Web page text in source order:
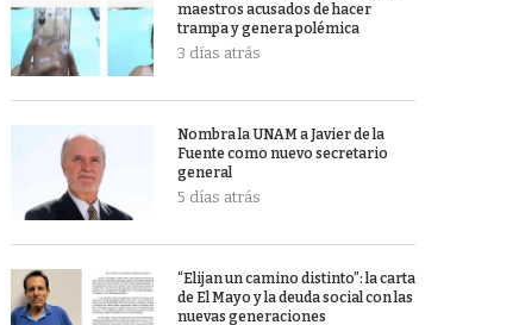
maestros acusados de hacer
trampa y genera polémica
3 días atrás
Nombra la UNAM a Javier de la
Fuente como nuevo secretario
general
5 días atrás
“Elijan un camino distinto”: la carta
de El Mayo y la deuda social con las
nuevas generaciones